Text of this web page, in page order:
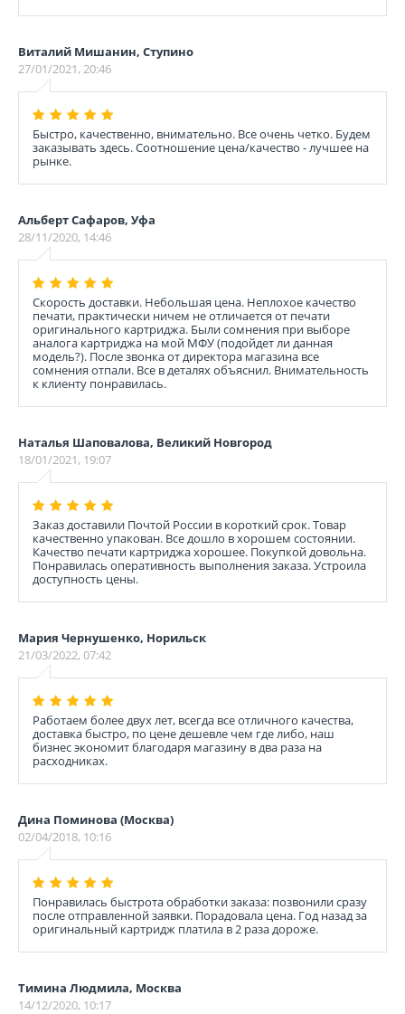
Виталий Мишанин, Ступино
27/01/2021, 20:46
Быстро, качественно, внимательно. Все очень четко. Будем
заказывать здесь. Соотношение цена/качество - лучшее на
рынке.
Альберт Сафаров, Уфа
28/11/2020, 14:46
Скорость доставки. Небольшая цена. Неплохое качество
печати, практически ничем не отличается от печати
оригинального картриджа. Были сомнения при выборе
аналога картриджа на мой МФУ (подойдет ли данная
модель?). После звонка от директора магазина все
сомнения отпали. Все в деталях объяснил. Внимательность
к клиенту понравилась.
Наталья Шаповалова, Великий Новгород
18/01/2021, 19:07
Заказ доставили Почтой России в короткий срок. Товар
качественно упакован. Все дошло в хорошем состоянии.
Качество печати картриджа хорошее. Покупкой довольна.
Понравилась оперативность выполнения заказа. Устроила
доступность цены.
Мария Чернушенко, Норильск
21/03/2022, 07:42
Работаем более двух лет, всегда все отличного качества,
доставка быстро, по цене дешевле чем где либо, наш
бизнес экономит благодаря магазину в два раза на
расходниках.
Дина Поминова (Москва)
02/04/2018, 10:16
Понравилась быстрота обработки заказа: позвонили сразу
после отправленной заявки. Порадовала цена. Год назад за
оригинальный картридж платила в 2 раза дороже.
Тимина Людмила, Москва
14/12/2020, 10:17